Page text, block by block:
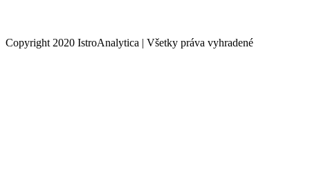
Copyright 2020 IstroAnalytica | Všetky práva vyhradené